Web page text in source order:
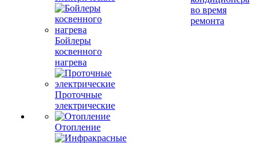
Бойлеры
косвенного
нагрева
Проточные
электрические
Отопление
во время
ремонта